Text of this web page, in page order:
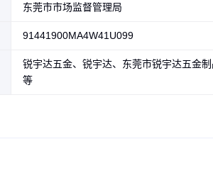
东莞市市场监督管理局
91441900MA4W41U099
锐宇达五金、锐宇达、东莞市锐宇达五金制
等